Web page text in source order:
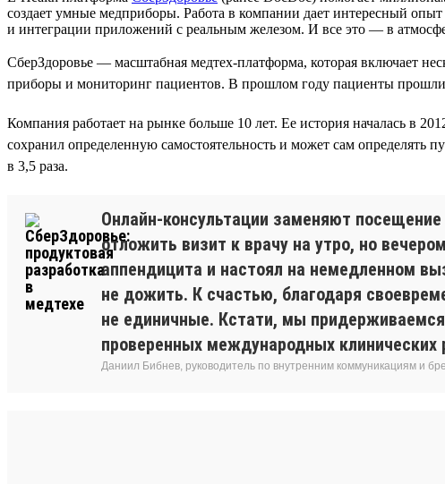
создает умные медприборы. Работа в компании дает интересный
и интеграции приложений с реальным железом. И все это — в
СберЗдоровье — масштабная медтех-платформа, которая включает
приборы и мониторинг пациентов. В прошлом году пациенты прошли
Компания работает на рынке больше 10 лет. Ее история началась в
сохранил определенную самостоятельность и может сам определять
в 3,5 раза.
Онлайн-консультации заменяют
отложить визит к врачу на утро, но
аппендицита и настоял на немедленном
не дожить. К счастью, благодаря
не единичные. Кстати, мы
проверенных международных клинических
Даниил Бибнев, руководитель по внутренним коммуникациям и